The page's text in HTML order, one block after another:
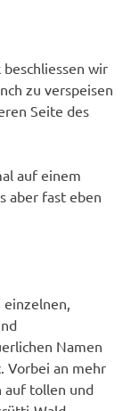
wir
zu verspeisen
Seite des
auf einem
aber fast eben
Namen
Vorbei an mehr
auf tollen und